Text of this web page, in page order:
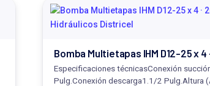
Bomba Multietapas IHM D12-25 x 4
Especificaciones técnicasConexión
Pulg.Conexión descarga1.1/2 Pulg.Altura